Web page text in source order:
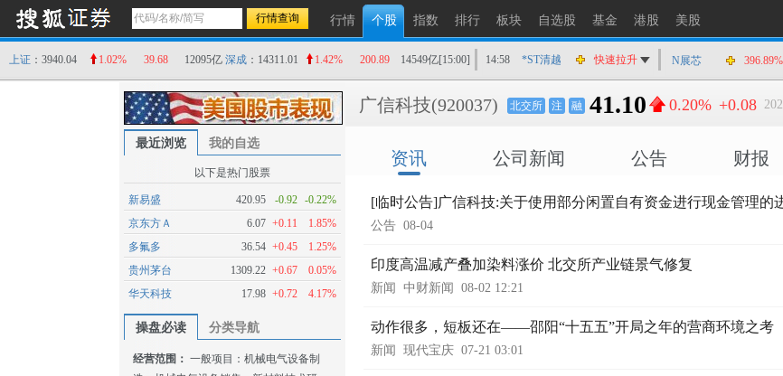
行情 个股 指数 排行 板块 自选股 基金 港股 美股
上证 ：3940.04 1.02% 39.68 12095亿 深成 ：14311.01 1.42% 200.89 14549亿[15:00] 14:58 *ST清越
快速拉升
14:56
上工Ｂ股
快速拉升
14:56
爱丽家居
快速拉升
14:56
南亚新材
猛烈打压
14:55
盛达资源
涨停
14:54
永安药业
快速拉升
14:53
N展芯 396.89%
最近浏览 我的自选
以下是热门股票
新易盛 420.95 -0.92 -0.22%
京东方Ａ
6.07 +0.11
1.85%
多氟多
36.54 +0.45
1.25%
贵州茅台
1309.22 +0.67
0.05%
华天科技
17.98 +0.72 4.17%
操盘必读 分类导航
经营范围： 一般项目：机械电气设备制
广信科技(920037) 北交所 注 融 41.10 0.20% +0.08
资讯 公司新闻 公告 财报
[临时公告]广信科技:关于使用部分闲置自有资金进行现金管理的
公告 08-04
印度高温减产叠加染料涨价 北交所产业链景气修复
新闻 中财新闻 08-02 12:21
动作很多，短板还在——邵阳“十五五”开局之年的营商环境之考
新闻 现代宝庆 07-21 03:01